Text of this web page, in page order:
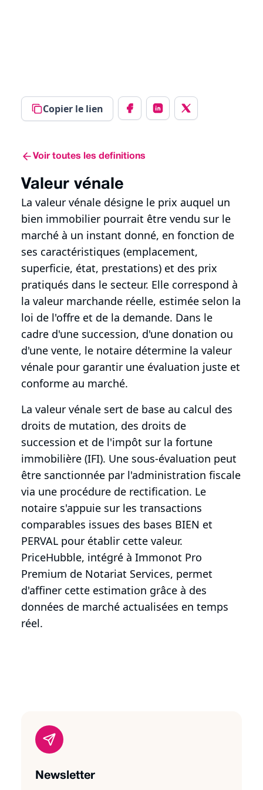
Copier le lien
Voir toutes les definitions
Valeur vénale
La valeur vénale désigne le prix auquel un
bien immobilier pourrait être vendu sur le
marché à un instant donné, en fonction de
ses caractéristiques (emplacement,
superficie, état, prestations) et des prix
pratiqués dans le secteur. Elle correspond à
la valeur marchande réelle, estimée selon la
loi de l'offre et de la demande. Dans le
cadre d'une succession, d'une donation ou
d'une vente, le notaire détermine la valeur
vénale pour garantir une évaluation juste et
conforme au marché.
La valeur vénale sert de base au calcul des
droits de mutation, des droits de
succession et de l'impôt sur la fortune
immobilière (IFI). Une sous-évaluation peut
être sanctionnée par l'administration fiscale
via une procédure de rectification. Le
notaire s'appuie sur les transactions
comparables issues des bases BIEN et
PERVAL pour établir cette valeur.
PriceHubble, intégré à Immonot Pro
Premium de Notariat Services, permet
d'affiner cette estimation grâce à des
données de marché actualisées en temps
réel.
Newsletter